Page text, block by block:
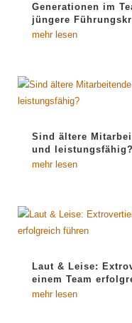
Generationen im
jüngere
mehr lesen
Sind ältere
und leistungsfähig?
mehr lesen
Laut & Leise:
einem Team
mehr lesen